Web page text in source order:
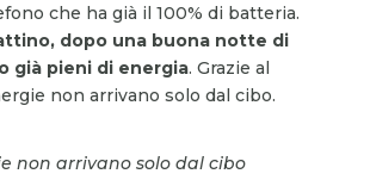
che ha già il 100% di batteria.
dopo una buona notte di
già pieni di energia. Grazie al
non arrivano solo dal cibo.
non arrivano solo dal cibo